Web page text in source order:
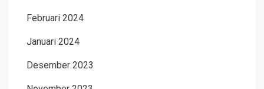
Februari 2024
Januari 2024
Desember 2023